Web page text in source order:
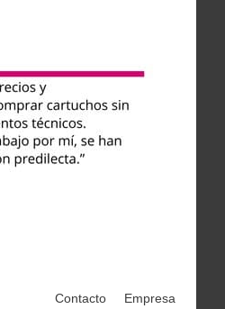
Contacto Empresa